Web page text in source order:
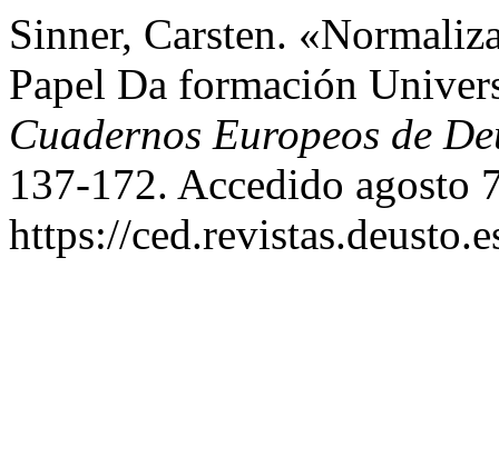
Sinner, Carsten.
Papel Da formación
Cuadernos Europeos de
137-172. Accedido agosto
https://